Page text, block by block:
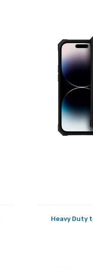
Heavy Duty